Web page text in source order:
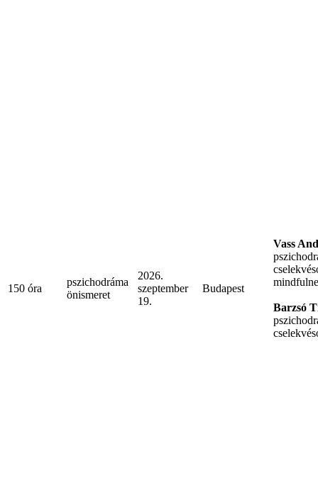
150 óra
pszichodráma
önismeret
2026.
szeptember
19.
Budapest
Vass
Barzsó